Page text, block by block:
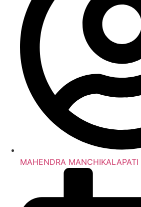
MAHENDRA MANCHIKALAPATI